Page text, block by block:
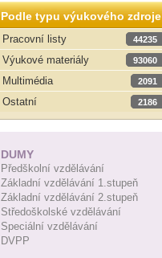
Podle typu výukového zdroje
Pracovní listy
44235
Výukové materiály 93060
Multimédia 2091
Ostatní 2186
DUMY
Předškolní vzdělávání
Základní vzdělávání 1.stupeň
Základní vzdělávání 2.stupeň
Středoškolské vzdělávání
Speciální vzdělávání
DVPP